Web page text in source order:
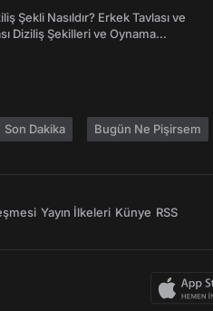
Şekli Nasıldır? Erkek Tavlası ve
Diziliş Şekilleri ve Oynama
Son Dakika Bugün Ne Pişirsem
Yayın İlkeleri Künye RSS